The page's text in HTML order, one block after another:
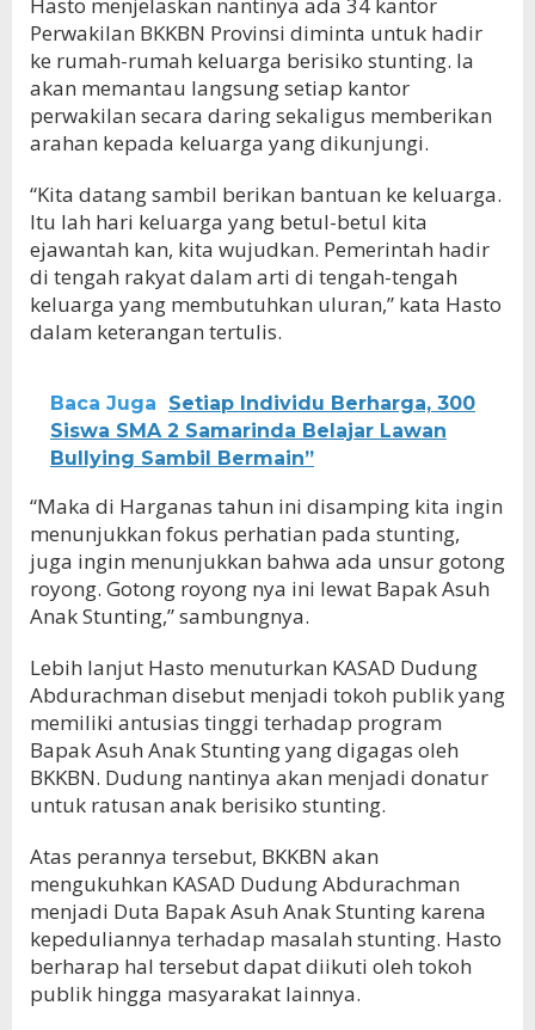
Hasto menjelaskan nantinya ada 34 kantor
Perwakilan BKKBN Provinsi diminta untuk hadir
ke rumah-rumah keluarga berisiko stunting. Ia
akan memantau langsung setiap kantor
perwakilan secara daring sekaligus memberikan
arahan kepada keluarga yang dikunjungi.
“Kita datang sambil berikan bantuan ke keluarga.
Itu lah hari keluarga yang betul-betul kita
ejawantah kan, kita wujudkan. Pemerintah hadir
di tengah rakyat dalam arti di tengah-tengah
keluarga yang membutuhkan uluran,” kata Hasto
dalam keterangan tertulis.
Baca Juga
Setiap Individu Berharga, 300
Siswa SMA 2 Samarinda Belajar Lawan
Bullying Sambil Bermain”
“Maka di Harganas tahun ini disamping kita ingin
menunjukkan fokus perhatian pada stunting,
juga ingin menunjukkan bahwa ada unsur gotong
royong. Gotong royong nya ini lewat Bapak Asuh
Anak Stunting,” sambungnya.
Lebih lanjut Hasto menuturkan KASAD Dudung
Abdurachman disebut menjadi tokoh publik yang
memiliki antusias tinggi terhadap program
Bapak Asuh Anak Stunting yang digagas oleh
BKKBN. Dudung nantinya akan menjadi donatur
untuk ratusan anak berisiko stunting.
Atas perannya tersebut, BKKBN akan
mengukuhkan KASAD Dudung Abdurachman
menjadi Duta Bapak Asuh Anak Stunting karena
kepeduliannya terhadap masalah stunting. Hasto
berharap hal tersebut dapat diikuti oleh tokoh
publik hingga masyarakat lainnya.